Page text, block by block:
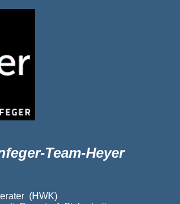
Team-Heyer
(HWK)